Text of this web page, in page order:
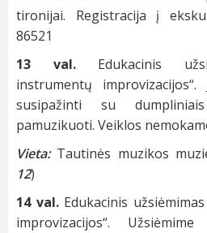
tironijai. Registracija į
86521
13 val.Edukacinis
instrumentų
susipažinti su
pamuzikuoti. Veiklos
Vieta:Tautinės muzikos
12)
14 val.Edukacinis
improvizacijos“.